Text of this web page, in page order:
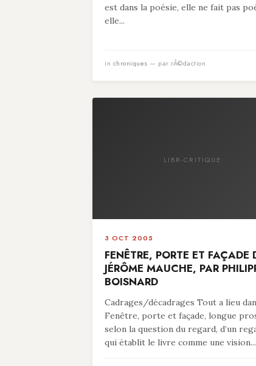
est dans la poésie, elle ne fait pas
elle...
in chroniques — par rÃ©daction
LIBR-CRITIQUE
3 OCT 2005
FENÊTRE, PORTE ET FAÇADE
JÉRÔME MAUCHE, PAR
BOISNARD
Cadrages/décadrages Tout a lieu
Fenêtre, porte et façade, longue
selon la question du regard, d’un
qui établit le livre comme une vision...